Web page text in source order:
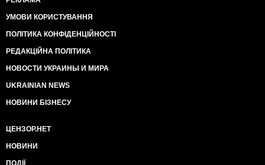
УМОВИ КОРИСТУВАННЯ
ПОЛІТИКА КОНФІДЕНЦІЙНОСТІ
РЕДАКЦІЙНА ПОЛІТИКА
НОВОСТИ УКРАИНЫ И МИРА
UKRAINIAN NEWS
НОВИНИ БІЗНЕСУ
ЦЕНЗОР.НЕТ
НОВИНИ
ПОДІЇ